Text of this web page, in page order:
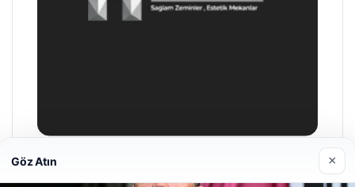
Hastaş Beton
Göz Atın ×